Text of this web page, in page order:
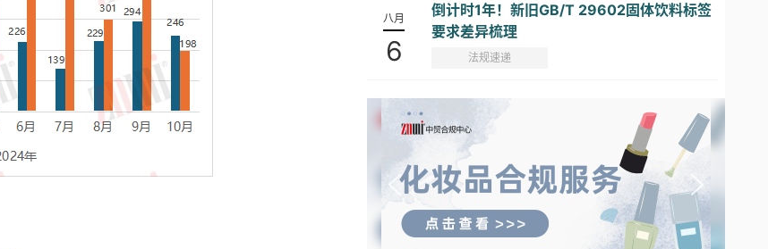
八月
6
倒计时1年！新旧GB/T 29602固体饮料标签
要求差异梳理
法规速递